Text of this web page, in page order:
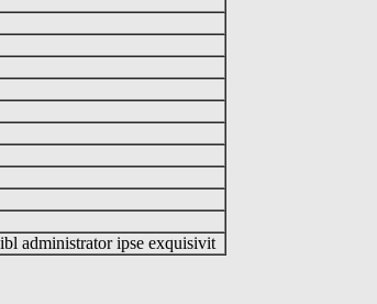
administrator ipse exquisivit